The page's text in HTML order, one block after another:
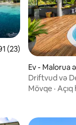
reytinq 4,91/5,
(23)
Ev - Malorua
Driftvud və
Mərkəzi
Mövqe · Açıq